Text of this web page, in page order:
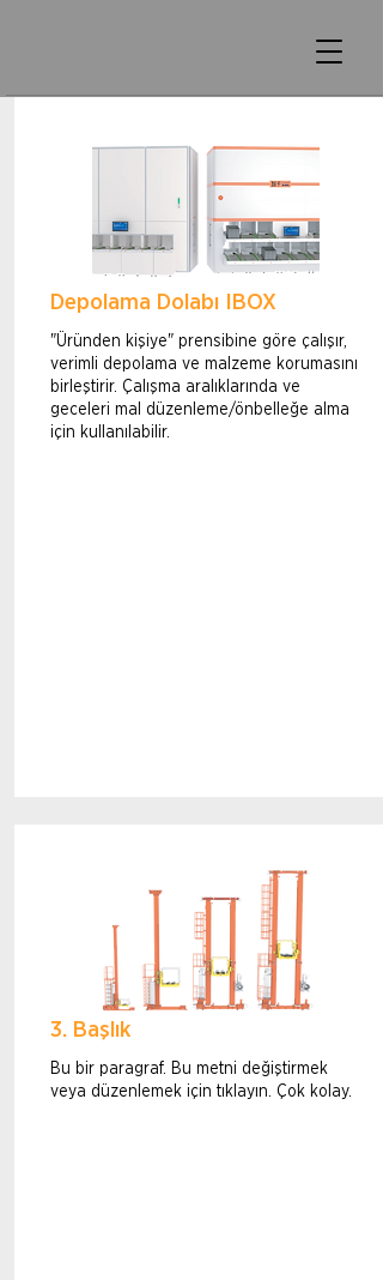
Depolama Dolabı IBOX
"Üründen kişiye" prensibine göre çalışır,
verimli depolama ve malzeme korumasını
birleştirir. Çalışma aralıklarında ve
geceleri mal düzenleme/önbelleğe alma
için kullanılabilir.
3. Başlık
Bu bir paragraf. Bu metni değiştirmek
veya düzenlemek için tıklayın. Çok kolay.